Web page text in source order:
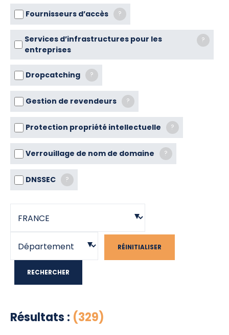
Fournisseurs d’accès ?
Services d’infrastructures pour les
entreprises
?
Dropcatching ?
Gestion de revendeurs ?
Protection propriété intellectuelle ?
Verrouillage de nom de domaine ?
DNSSEC ?
RÉINITIALISER
RECHERCHER
Résultats : (329)